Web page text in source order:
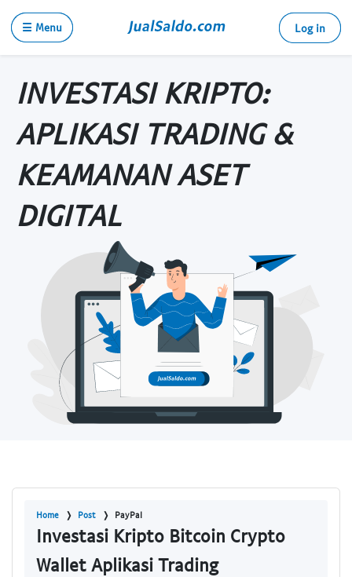
☰ Menu Log in
INVESTASI KRIPTO:
APLIKASI TRADING &
KEAMANAN ASET
DIGITAL
Home Post PayPal
Investasi Kripto Bitcoin Crypto
Wallet Aplikasi Trading